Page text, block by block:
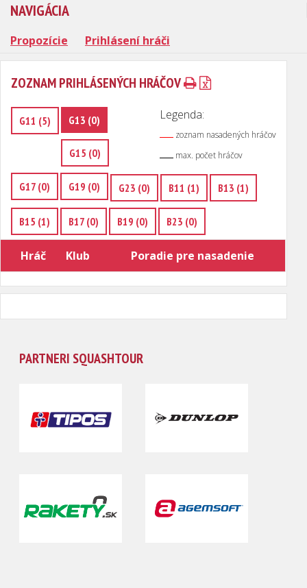
NAVIGÁCIA
Propozície Prihlásení hráči
ZOZNAM PRIHLÁSENÝCH HRÁČOV
Legenda:
zoznam nasadených hráčov
max. počet hráčov
G11 (5) G13 (0)
G15 (0)
G17 (0) G19 (0) G23 (0) B11 (1) B13 (1)
B15 (1) B17 (0) B19 (0) B23 (0)
Hráč Klub Poradie pre nasadenie
PARTNERI SQUASHTOUR